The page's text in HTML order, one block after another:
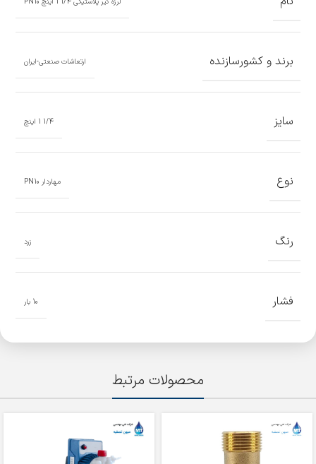
برند و کشورسازنده ارتعاشات صنعتی-ایران
سایز 1/4 1 اینچ
نوع مهاردار PN10
رنگ زرد
فشار 10 بار
محصولات مرتبط